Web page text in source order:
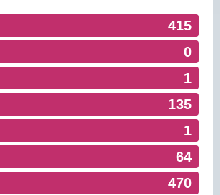
415
0
1
135
1
64
470